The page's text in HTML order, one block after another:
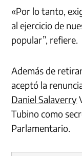
«Por lo tanto,
al ejercicio de
popular”, refiere.
Además de
aceptó la
Daniel Salaverry
Tubino como
Parlamentario.